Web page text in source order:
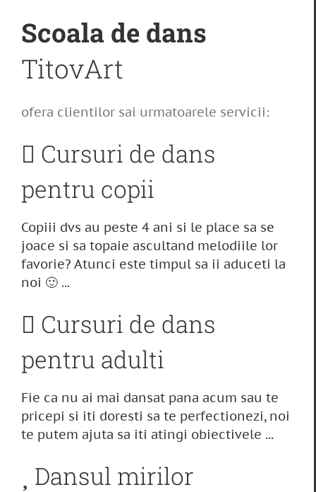
Scoala de dans
TitovArt
ofera clientilor sai urmatoarele servicii:
Cursuri de dans
pentru copii
Copiii dvs au peste 4 ani si le place sa se
joace si sa topaie ascultand melodiile lor
favorie? Atunci este timpul sa ii aduceti la
noi 🙂 ...
Cursuri de dans
pentru adulti
Fie ca nu ai mai dansat pana acum sau te
pricepi si iti doresti sa te perfectionezi, noi
te putem ajuta sa iti atingi obiectivele ...
Dansul mirilor